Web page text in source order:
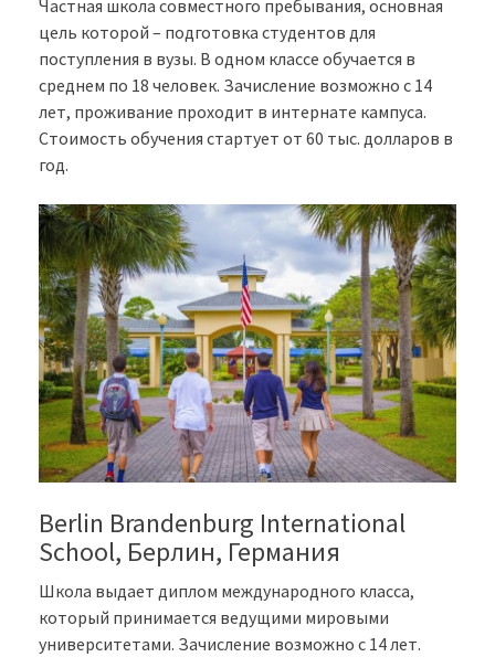
Частная школа совместного пребывания, основная
цель которой – подготовка студентов для
поступления в вузы. В одном классе обучается в
среднем по 18 человек. Зачисление возможно с 14
лет, проживание проходит в интернате кампуса.
Стоимость обучения стартует от 60 тыс. долларов в
год.
Berlin Brandenburg International
School, Берлин, Германия
Школа выдает диплом международного класса,
который принимается ведущими мировыми
университетами. Зачисление возможно с 14 лет.